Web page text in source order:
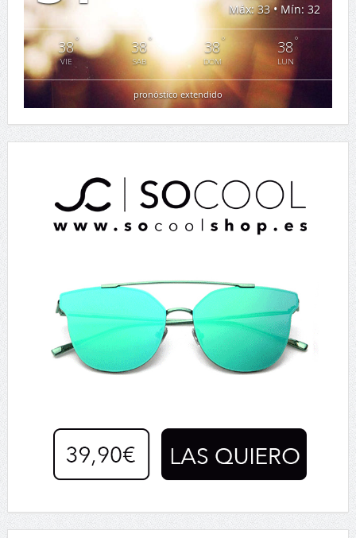
Máx: 33 • Mín: 32
38°
VIE
38°
SAB
38°
DOM
38 °
LUN
pronóstico extendido